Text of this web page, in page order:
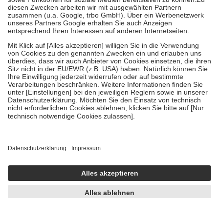
Zuzahlung zehn Prozent der Kosten sowie zehn Euro je
Verordnung.
Um das Engagement der Versicherten für ihre eigene Gesundheit zu
stärken und die besondere Stellung der Familie zu unterstützen,
fallenkeine Zuzahlungenan bei:
• Kindern und Jugendlichen bis zum vollendeten 18. Lebensjahr
mit Ausnahme der Fahrkosten
• Untersuchungen zur Vorsorge und Früherkennung, die von der
GKV getragen werden
• empfohlenen Schutzimpfungen
• Harn- und Blutteststreifen
getroffen, um sicherzustellen, dass es sich um echte Bewertungen
https://help.etrusted.com/hc/de/articles/4419944605341
Einige Bilder und Inhalte wurden unter Zuhilfenahme künstlicher